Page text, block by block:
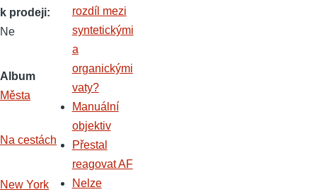
k prodeji
Ne
Album
Města
Na cestách
New York
rozdíl mezi
syntetickými
a
organickými
vaty?
Manuální
objektiv
Přestal
reagovat AF
Nelze